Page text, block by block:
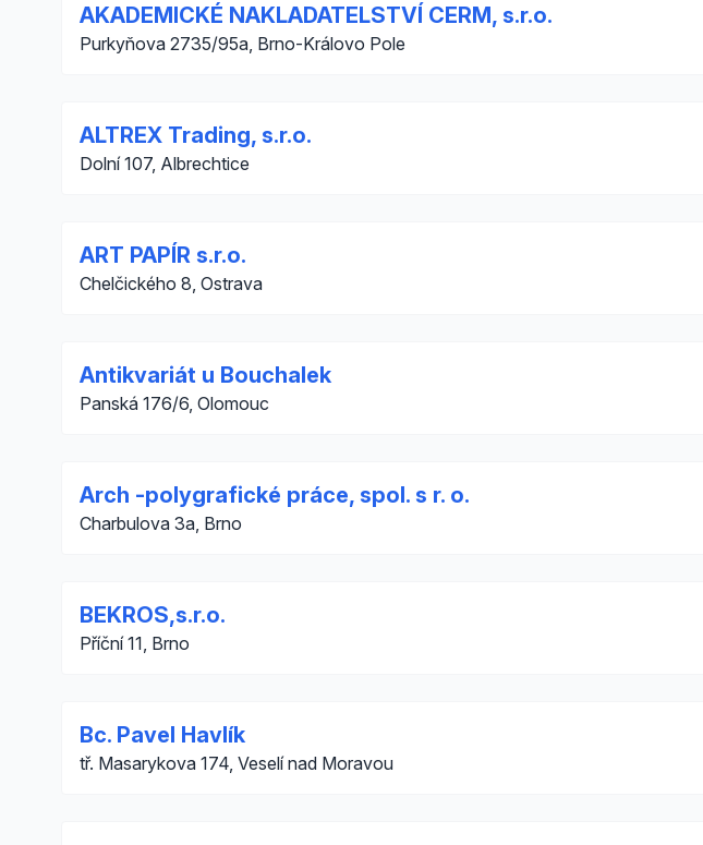
AKADEMICKÉ NAKLADATELSTVÍ CERM, s.r.o.
Purkyňova 2735/95a, Brno-Královo Pole
ALTREX Trading, s.r.o.
Dolní 107, Albrechtice
ART PAPÍR s.r.o.
Chelčického 8, Ostrava
Antikvariát u Bouchalek
Panská 176/6, Olomouc
Arch -polygrafické práce, spol. s r. o.
Charbulova 3a, Brno
BEKROS,s.r.o.
Příční 11, Brno
Bc. Pavel Havlík
tř. Masarykova 174, Veselí nad Moravou